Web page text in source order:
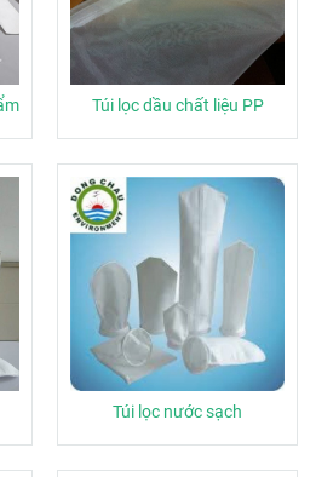
Túi lọc dầu chất liệu PP
Túi lọc nước sạch